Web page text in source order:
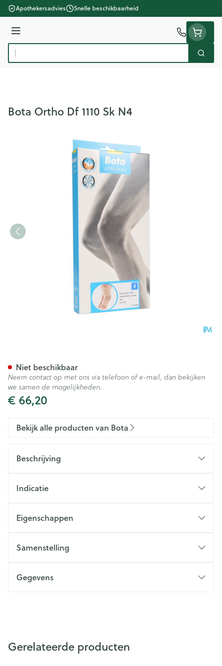
Ga naar de inhoud
Apothekersadvies Snelle beschikbaarheid
Menu
Product, merk, categorie...
Zoek
Bota Ortho Df 1110 Sk N4
€ 66,20
Niet beschikbaar
Neem contact op met ons via telefoon of e-mail, dan bekijken
we samen de mogelijkheden.
Bekijk alle producten van Bota
Beschrijving
Indicatie
Eigenschappen
Samenstelling
Gegevens
Gerelateerde producten